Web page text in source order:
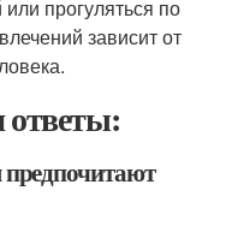
прогуляться по
зависит от